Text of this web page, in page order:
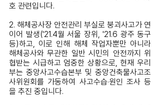
호 관련입니다.
2. 해체공사장 안전관리 부실로 붕괴사고가 연
이어 발생('21.4월 서울 장위, '21.6 광주 동구
등)하고, 이로 인해 해체 작업자뿐만 아니라
해체공사와 무관한 일반 시민의 안전까지 위
협받는 시급하고 엄중한 상황으로, 현재 우리
부는 중앙사고수습본부 및 중앙건축물사고조
사위원회를 가동하여 사고수습·원인 조사 등
을 추진 중입니다.